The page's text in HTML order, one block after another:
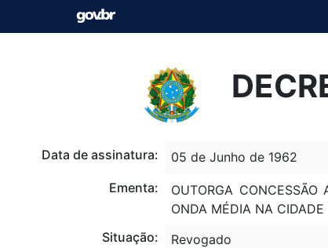
Data de assinatura:
05 de Junho de 1962
Ementa:
OUTORGA CONCESSÃO
ONDA MÉDIA NA
Situação:
Revogado